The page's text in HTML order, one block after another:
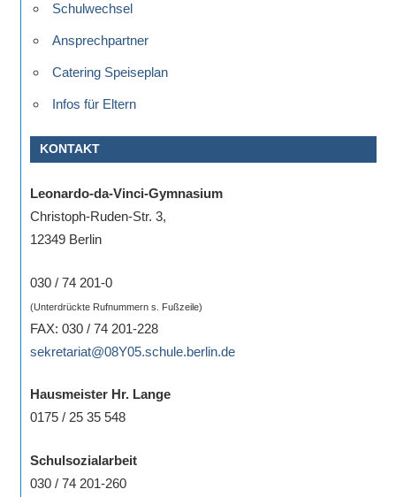
Schüler
sind
Sie
eine
nicht
finden,
stehen
Ende
jeder
Seite
verschiedene
Schulwechsel
Ansprechpartner
Catering Speiseplan
Infos für Eltern
KONTAKT
Leonardo-da-Vinci-Gymnasium
Christoph-Ruden-Str. 3,
12349 Berlin
030 / 74 201-0
(Unterdrückte Rufnummern s. Fußzeile)
FAX: 030 / 74 201-228
sekretariat@08Y05.schule.berlin.de
Hausmeister Hr. Lange
0175 / 25 35 548
Schulsozialarbeit
030 / 74 201-260